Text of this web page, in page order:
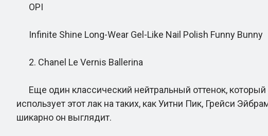
OPI
Infinite Shine Long-Wear Gel-Like Nail Polish Funny Bunny
2. Chanel Le Vernis Ballerina
Еще один классический нейтральный оттенок, который
использует этот лак на таких, как Уитни Пик, Грейси
шикарно он выглядит.